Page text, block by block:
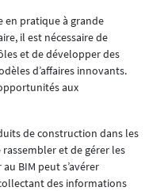
en pratique à grande
il est nécessaire de
et de développer des
d’affaires innovants.
aux
de construction dans les
et de gérer les
BIM peut s’avérer
des informations